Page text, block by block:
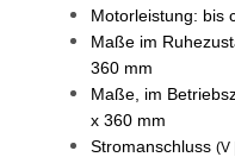
Motorleistung: bis
Maße im
360 mm
Maße, im
x 360 mm
Stromanschluss (V